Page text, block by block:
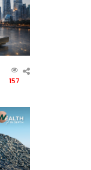
157